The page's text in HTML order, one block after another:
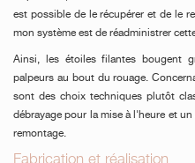
est possible de le récupérer et de le
mon système est de réadministrer
Ainsi, les étoiles filantes bougent
palpeurs au bout du rouage.
sont des choix techniques plutôt
débrayage pour la mise à l'heure et
remontage.
Fabrication et réalisation_